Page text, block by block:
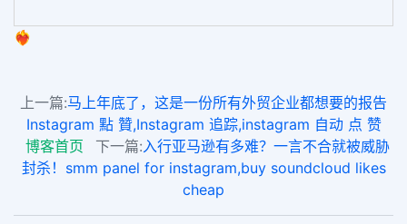
❤️‍🔥
上一篇:马上年底了，这是一份所有外贸企业都想要的报告
Instagram 點 贊,Instagram 追踪,instagram 自动 点 赞
博客首页
下一篇:入行亚马逊有多难？一言不合就被威胁
封杀！smm panel for instagram,buy soundcloud likes
cheap